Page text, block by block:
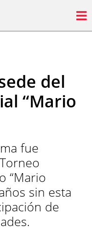
del
“Mario
fue
“Mario
sin esta
de